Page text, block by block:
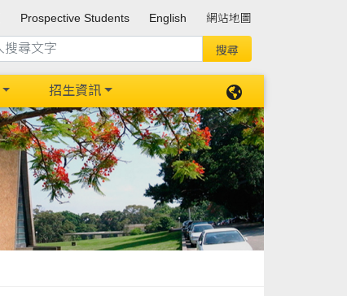
Prospective Students English 網站地圖
招生資訊